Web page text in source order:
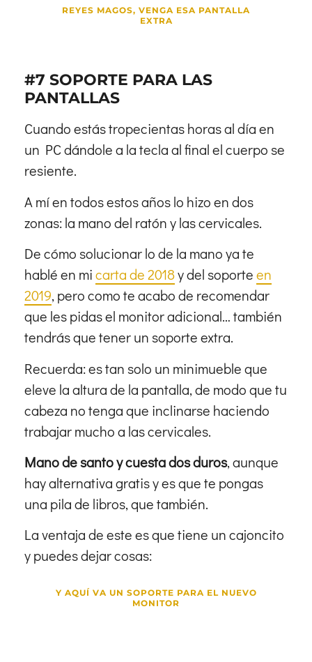
REYES MAGOS, VENGA ESA PANTALLA
EXTRA
#7 SOPORTE PARA LAS
PANTALLAS
Cuando estás tropecientas horas al día en
un PC dándole a la tecla al final el cuerpo se
resiente.
A mí en todos estos años lo hizo en dos
zonas: la mano del ratón y las cervicales.
De cómo solucionar lo de la mano ya te
hablé en micarta de 2018y del soporteen
2019, pero como te acabo de recomendar
que les pidas el monitor adicional… también
tendrás que tener un soporte extra.
Recuerda: es tan solo un minimueble que
eleve la altura de la pantalla, de modo que tu
cabeza no tenga que inclinarse haciendo
trabajar mucho a las cervicales.
Mano de santo y cuesta dos duros, aunque
hay alternativa gratis y es que te pongas
una pila de libros, que también.
La ventaja de este es que tiene un cajoncito
y puedes dejar cosas:
Y AQUÍ VA UN SOPORTE PARA EL NUEVO
MONITOR